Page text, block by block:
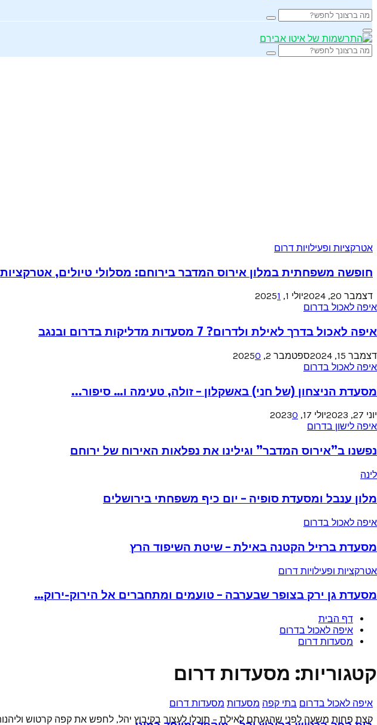
Search
for:
Search
Primary
Menu
Search
for:
Search
חופשה
במלון
אירוס
המדבר
בירוחם:
מסלולי
טיולים,
אטרקציות,
ופעילויות
בנגב
אטרקציות ופעילויות דרום
חופשה משפחתית במלון אירוס המדבר בירוחם: מסלולי טיולים,
דצמבר 20, 2024 יולי 1, 2025
1
איפה
בדרך
ולדרום?
7
מסעדות
מדליקות
בדרום
איפה לאכול בדרום
איפה לאכול בדרך לאילת ולדרום? 7 מסעדות מדליקות בדרום ובנגב
דצמבר 15, 2024 ספטמבר 2, 2025
0
מסעדת
(של
חני)
באשקלון
–
זולה,
טעימה
ו…
סיפור
פמיניסטי
איפה לאכול בדרום
מסעדת הניצחון (של חני) באשקלון – זולה, טעימה ו… סיפור...
יוני 27, 2023 יולי 17, 2023
0
נפשנו
המדבר”
את
נפלאות
האירוח
של
איפה לישון בדרום
נפשנו ב”אירוס המדבר” וגילינו את נפלאות האירוח של ירוחם
מלון
ומסעדת
סופיה
–
יום
כיף
משפחתי
לינה
מלון ענבל ומסעדת סופיה – יום כיף משפחתי בירושלים
מסעדת
הקטנה
–
שיטת
השיפוד
הרץ
איפה לאכול בדרום
מסעדת ברזיל הקטנה באילת – שיטת השיפוד הרץ
מסעדת
ירק
שבערבה
טועמים
ומתחברים
הירוק-ירוק…
אטרקציות ופעילויות דרום
מסעדת גן ירק בצופר שבערבה – טועמים ומתחברים אל הירוק-ירוק…
דף הבית
איפה לאכול בדרום
מסעדות דרום
קטגוריות: מסעדות דרום
איפה לאכול בדרום בתי קפה מסעדות מסעדות דרום
קצת פחות משעה לפני שהגעתם לאילת – תוכלו לעצור בקיבוץ יהל, לחפש את קפה קרטוש